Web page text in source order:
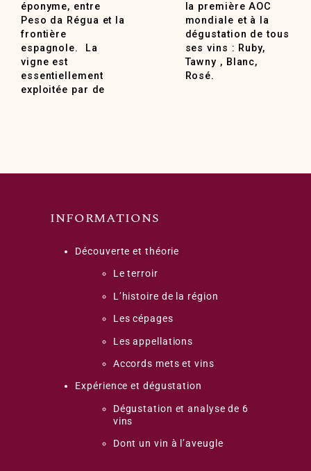
éponyme, entre
Peso da Régua et la
frontière
espagnole. La
vigne est
essentiellement
exploitée par de
la première AOC
mondiale et à la
dégustation de tous
ses vins : Ruby,
Tawny , Blanc,
Rosé.
INFORMATIONS
Découverte et théorie
Le terroir
L’histoire de la région
Les cépages
Les appellations
Accords mets et vins
Expérience et dégustation
Dégustation et analyse de 6
vins
Dont un vin à l’aveugle